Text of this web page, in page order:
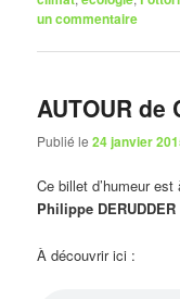
un commentaire
AUTOUR de
Publié le24 janvier
Ce billet d’humeur
Philippe DERUDDER
À découvrir ici :